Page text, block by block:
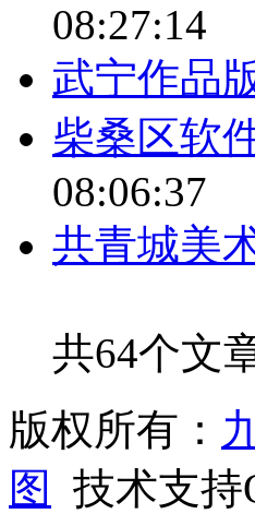
08:27:14
武宁作品
柴桑区软
08:06:37
共青城美
共64个文
版权所有：
图
技术支持